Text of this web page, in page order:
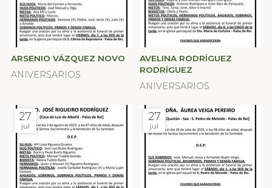
ARSENIO VÁZQUEZ NOVO
ANIVERSARIOS
AVELINA RODRÍGUEZ
RODRÍGUEZ
ANIVERSARIOS
27
jul
27
jul